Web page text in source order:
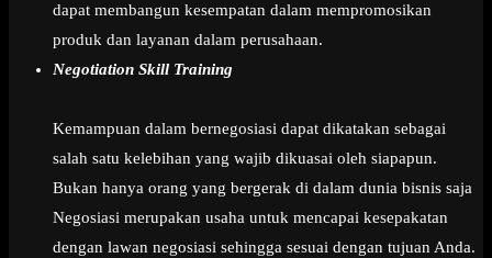
dapat membangun kesempatan dalam mempromosikan
produk dan layanan dalam perusahaan.
Negotiation Skill Training
Kemampuan dalam bernegosiasi dapat dikatakan sebagai
salah satu kelebihan yang wajib dikuasai oleh siapapun.
Bukan hanya orang yang bergerak di dalam dunia bisnis saja
Negosiasi merupakan usaha untuk mencapai kesepakatan
dengan lawan negosiasi sehingga sesuai dengan tujuan Anda.